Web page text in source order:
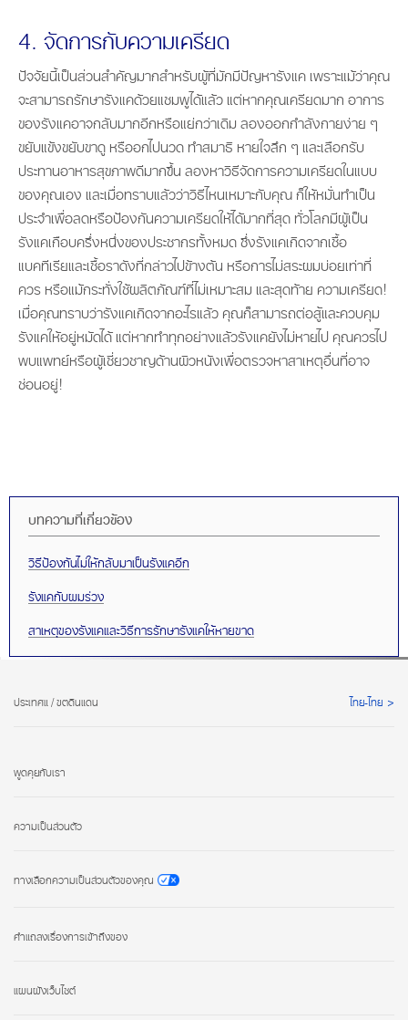
4. จัดการกับความเครียด
ปัจจัยนี้เป็นส่วนสำคัญมากสำหรับผู้ที่มักมีปัญหารังแค เพราะแม้ว่าคุณ
จะสามารถรักษารังแคด้วยแชมพูได้แล้ว แต่หากคุณเครียดมาก อาการ
ของรังแคอาจกลับมากอีกหรือแย่กว่าเดิม ลองออกกำลังกายง่าย ๆ
ขยับแข้งขยับขาดู หรืออกไปนวด ทำสมาธิ หายใจลึก ๆ และเลือกรับ
ประทานอาหารสุขภาพดีมากขึ้น ลองหาวิธีจัดการความเครียดในแบบ
ของคุณเอง และเมื่อทราบแล้วว่าวิธีไหนเหมาะกับคุณ ก็ให้หมั่นทำเป็น
ประจำเพื่อลดหรือป้องกันความเครียดให้ได้มากที่สุด ทั่วโลกมีผู้เป็น
รังแคเกือบครึ่งหนึ่งของประชากรทั้งหมด ซึ่งรังแคเกิดจากเชื้อ
แบคทีเรียและเชื้อราดังที่กล่าวไปข้างต้น หรือการไม่สระผมบ่อยเท่าที่
ควร หรือแม้กระทั่งใช้ผลิตภัณฑ์ที่ไม่เหมาะสม และสุดท้าย ความเครียด!
เมื่อคุณทราบว่ารังแคเกิดจากอะไรแล้ว คุณก็สามารถต่อสู้และควบคุม
รังแคให้อยู่หมัดได้ แต่หากทำทุกอย่างแล้วรังแคยังไม่หายไป คุณควรไป
พบแพทย์หรือผู้เชี่ยวชาญด้านผิวหนังเพื่อตรวจหาสาเหตุอื่นที่อาจ
ซ่อนอยู่!
บทความที่เกี่ยวข้อง
วิธีป้องกันไม่ให้กลับมาเป็นรังแคอีก
รังแคกับผมร่วง
สาเหตุของรังแคและวิธีการรักษารังแคให้หายขาด
ประเทศแ / ขตดินแดน ไทย-ไทย
พูดคุยกับเรา
ความเป็นส่วนตัว
ทางเลือกความเป็นส่วนตัวของคุณ
คำแถลงเรื่องการเข้าถึงของ
แผนผังเว็บไซต์